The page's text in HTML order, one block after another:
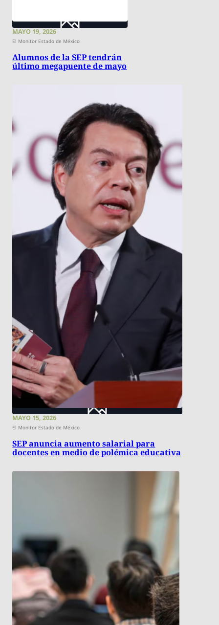
MAYO 19, 2026
El Monitor Estado de México
Alumnos de la SEP tendrán
último megapuente de mayo
MAYO 15, 2026
El Monitor Estado de México
SEP anuncia aumento salarial para
docentes en medio de polémica educativa